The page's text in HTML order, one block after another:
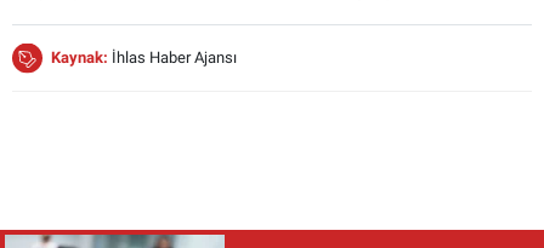
Kaynak: İhlas Haber Ajansı